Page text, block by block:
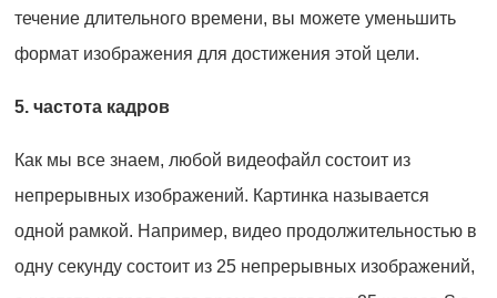
течение длительного времени, вы можете уменьшить
формат изображения для достижения этой цели.
5. частота кадров
Как мы все знаем, любой видеофайл состоит из
непрерывных изображений. Картинка называется
одной рамкой. Например, видео продолжительностью в
одну секунду состоит из 25 непрерывных изображений,